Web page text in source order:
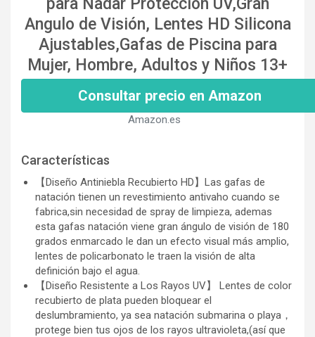
Angulo de Visión, Lentes HD Silicona
Ajustables,Gafas de Piscina para
Mujer, Hombre, Adultos y Niños 13+
Consultar precio en Amazon
Amazon.es
Características
【Diseño Antiniebla Recubierto HD】Las gafas de
natación tienen un revestimiento antivaho cuando se
fabrica,sin necesidad de spray de limpieza, ademas
esta gafas natación viene gran ángulo de visión de 180
grados enmarcado le dan un efecto visual más amplio,
lentes de policarbonato le traen la visión de alta
definición bajo el agua.
【Diseño Resistente a Los Rayos UV】 Lentes de color
recubierto de plata pueden bloquear el
deslumbramiento, ya sea natación submarina o playa，
protege bien tus ojos de los rayos ultravioleta,(así que